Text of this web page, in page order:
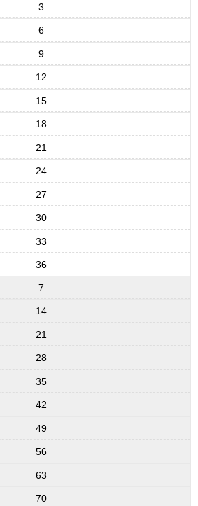
3
6
9
12
15
18
21
24
27
30
33
36
7
14
21
28
35
42
49
56
63
70